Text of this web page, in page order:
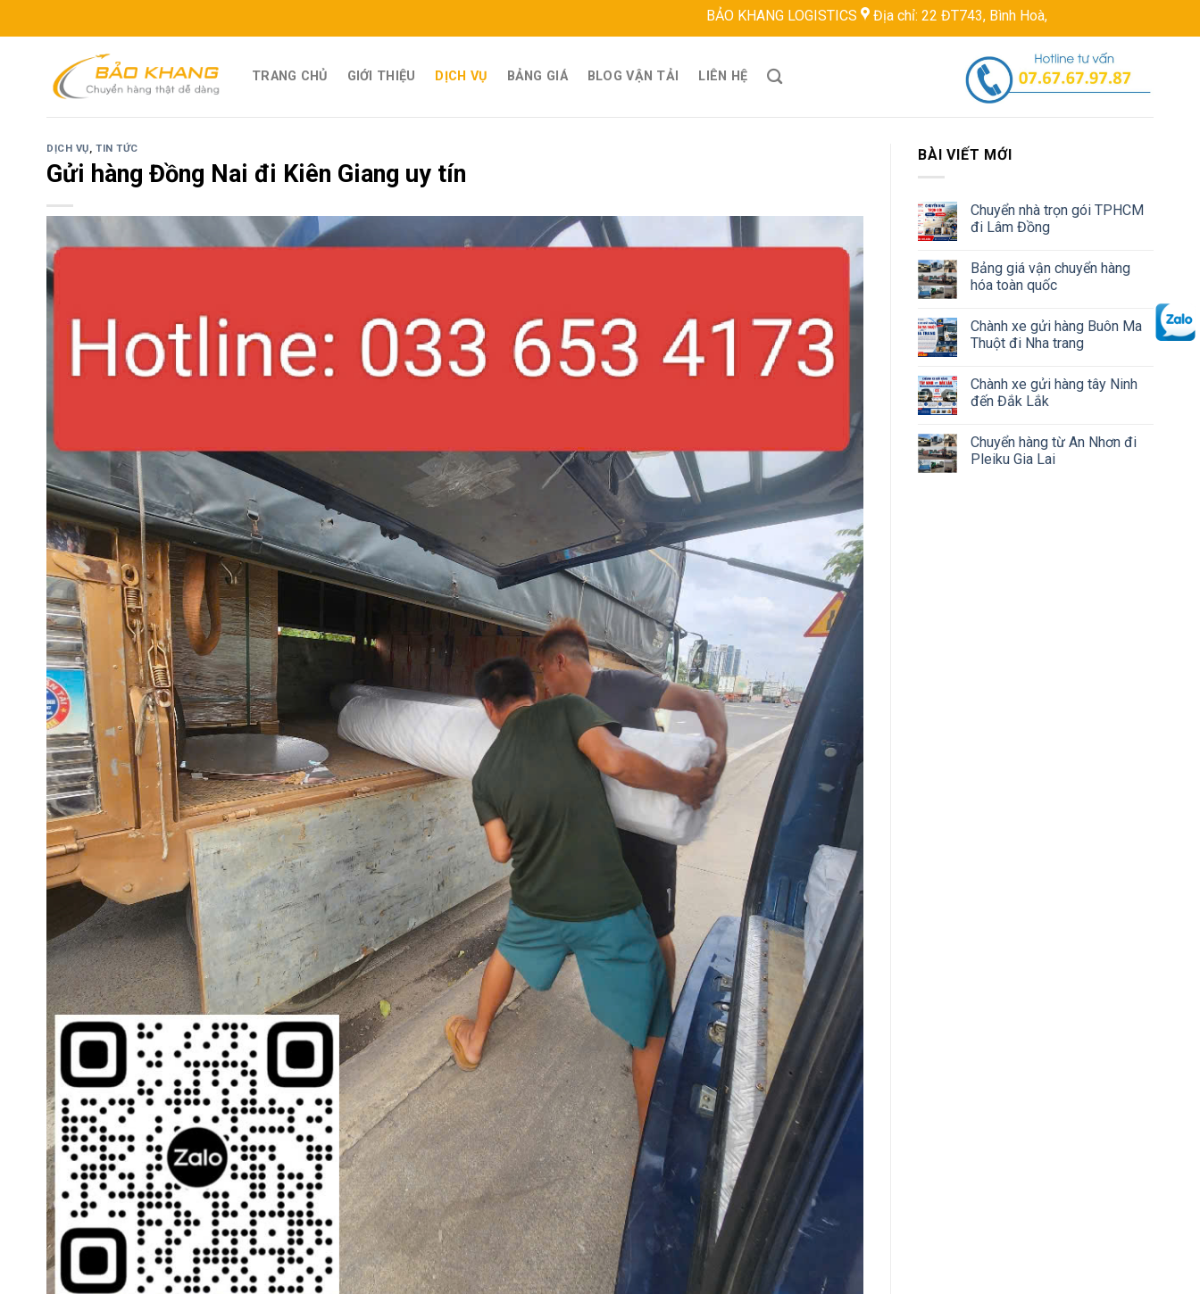
to
BẢO KHANG LOGISTICS Địa chỉ: 22 ĐT743, Bình Hoà, Thuận An, Bình Dương, Việt Nam
TRANG CHỦ GIỚI THIỆU DỊCH VỤ BẢNG GIÁ BLOG VẬN TẢI LIÊN HỆ
DỊCH VỤ,TIN TỨC
Gửi hàng Đồng Nai đi Kiên Giang uy tín
BÀI VIẾT MỚI
Chuyển nhà trọn gói TPHCM
đi Lâm Đồng
Bảng giá vận chuyển hàng
hóa toàn quốc
Chành xe gửi hàng Buôn Ma
Thuột đi Nha trang
Chành xe gửi hàng tây Ninh
đến Đắk Lắk
Chuyển hàng từ An Nhơn đi
Pleiku Gia Lai